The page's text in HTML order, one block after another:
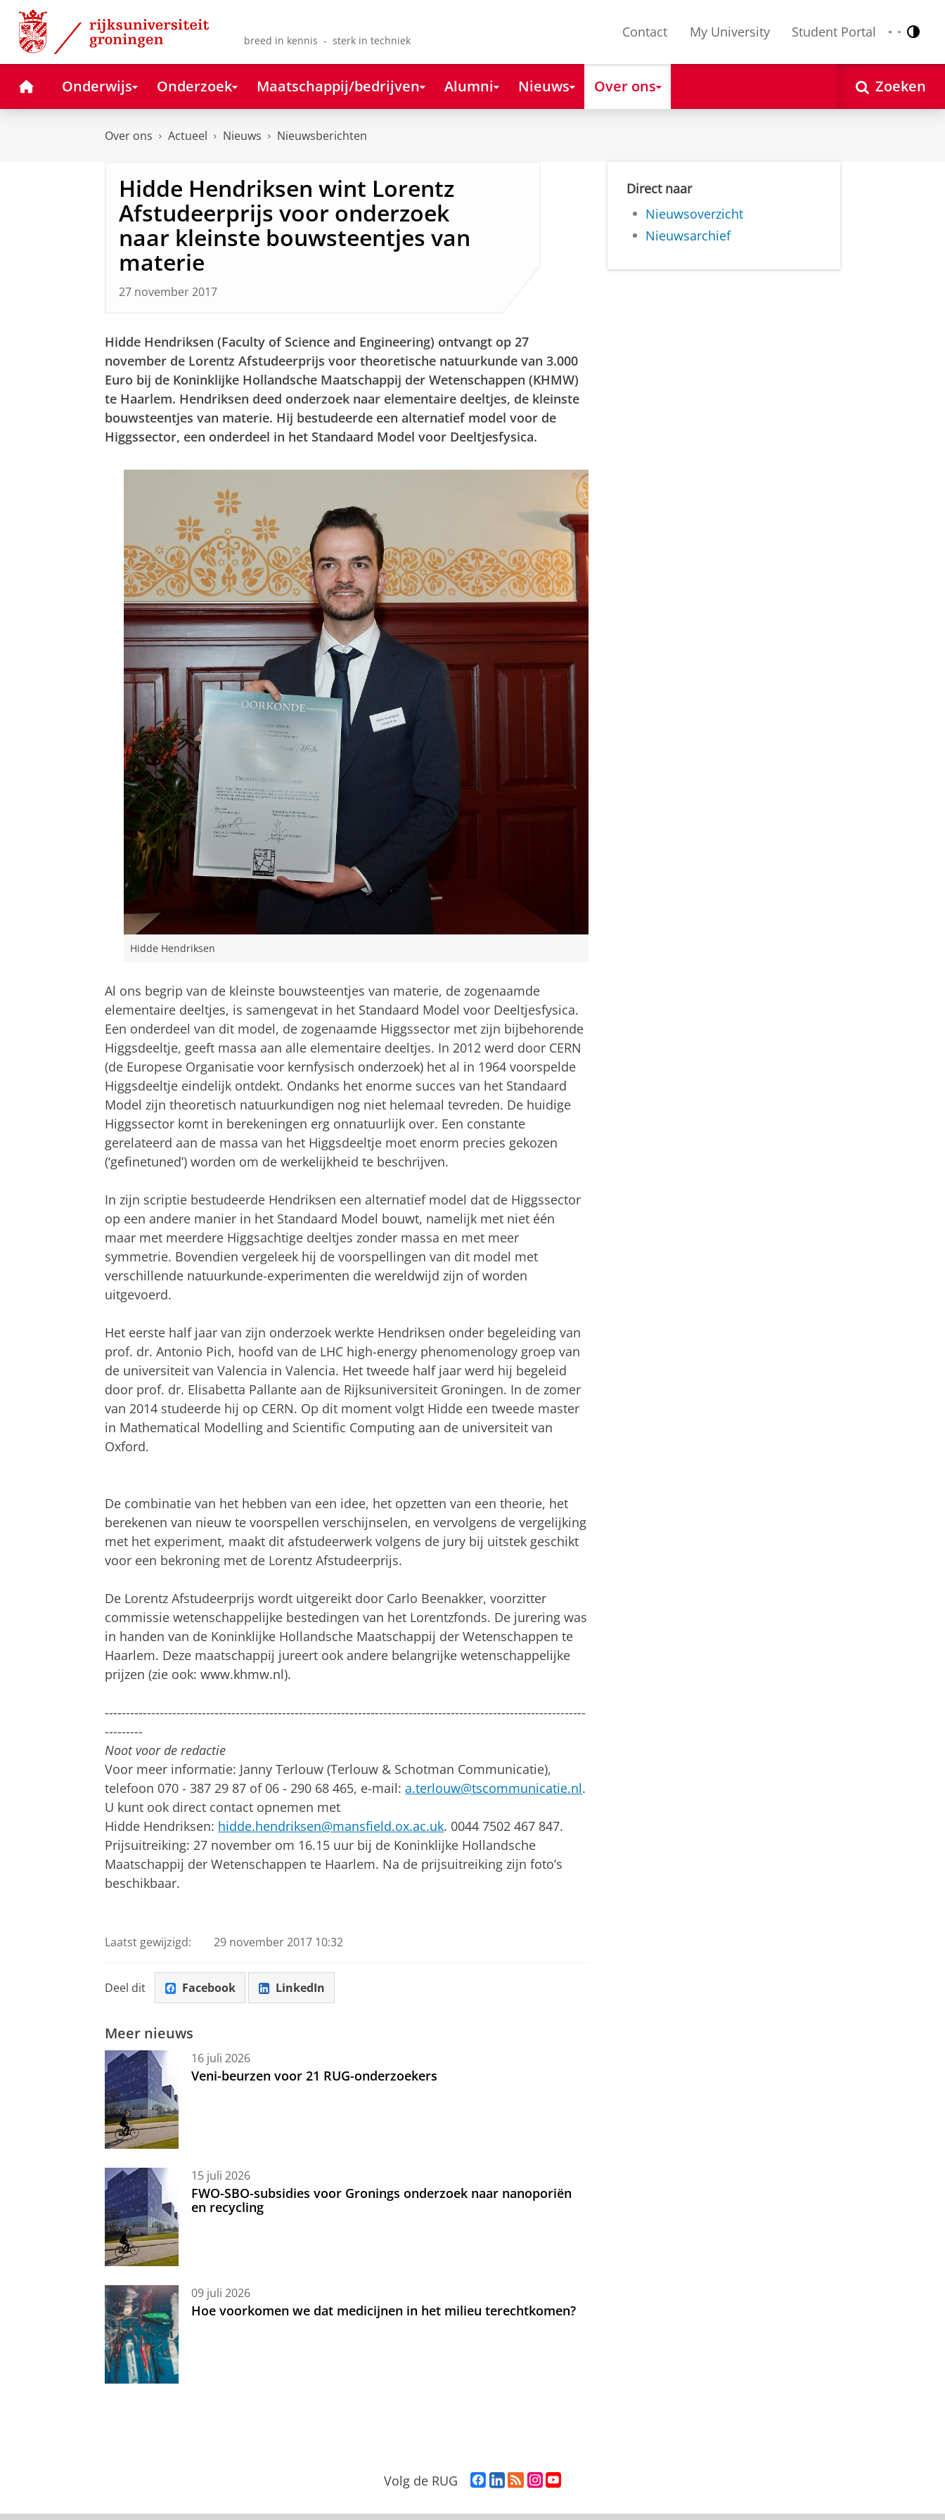
Skip
Content
Skip
Navigation
breed in kennis - sterk in techniek
Contact My University Student Portal Nederlands
English
HomeOnderwijs Onderzoek Maatschappij/bedrijven Alumni Nieuws Over ons Zoeken
Over ons Actueel Nieuws Nieuwsberichten
Hidde Hendriksen wint Lorentz
Afstudeerprijs voor onderzoek
naar kleinste bouwsteentjes van
materie
27 november 2017
Hidde Hendriksen (Faculty of Science and Engineering) ontvangt op 27
november de Lorentz Afstudeerprijs voor theoretische natuurkunde van 3.000
Euro bij de Koninklijke Hollandsche Maatschappij der Wetenschappen (KHMW)
te Haarlem. Hendriksen deed onderzoek naar elementaire deeltjes, de kleinste
bouwsteentjes van materie. Hij bestudeerde een alternatief model voor de
Higgssector, een onderdeel in het Standaard Model voor Deeltjesfysica.
Hidde Hendriksen
Al ons begrip van de kleinste bouwsteentjes van materie, de zogenaamde
elementaire deeltjes, is samengevat in het Standaard Model voor Deeltjesfysica.
Een onderdeel van dit model, de zogenaamde Higgssector met zijn bijbehorende
Higgsdeeltje, geeft massa aan alle elementaire deeltjes. In 2012 werd door CERN
(de Europese Organisatie voor kernfysisch onderzoek) het al in 1964 voorspelde
Higgsdeeltje eindelijk ontdekt. Ondanks het enorme succes van het Standaard
Model zijn theoretisch natuurkundigen nog niet helemaal tevreden. De huidige
Higgssector komt in berekeningen erg onnatuurlijk over. Een constante
gerelateerd aan de massa van het Higgsdeeltje moet enorm precies gekozen
(‘gefinetuned’) worden om de werkelijkheid te beschrijven.
In zijn scriptie bestudeerde Hendriksen een alternatief model dat de Higgssector
op een andere manier in het Standaard Model bouwt, namelijk met niet één
maar met meerdere Higgsachtige deeltjes zonder massa en met meer
symmetrie. Bovendien vergeleek hij de voorspellingen van dit model met
verschillende natuurkunde-experimenten die wereldwijd zijn of worden
uitgevoerd.
Het eerste half jaar van zijn onderzoek werkte Hendriksen onder begeleiding van
prof. dr. Antonio Pich, hoofd van de LHC high-energy phenomenology groep van
de universiteit van Valencia in Valencia. Het tweede half jaar werd hij begeleid
door prof. dr. Elisabetta Pallante aan de Rijksuniversiteit Groningen. In de zomer
van 2014 studeerde hij op CERN. Op dit moment volgt Hidde een tweede master
in Mathematical Modelling and Scientific Computing aan de universiteit van
Oxford.
De combinatie van het hebben van een idee, het opzetten van een theorie, het
berekenen van nieuw te voorspellen verschijnselen, en vervolgens de vergelijking
met het experiment, maakt dit afstudeerwerk volgens de jury bij uitstek geschikt
voor een bekroning met de Lorentz Afstudeerprijs.
De Lorentz Afstudeerprijs wordt uitgereikt door Carlo Beenakker, voorzitter
commissie wetenschappelijke bestedingen van het Lorentzfonds. De jurering was
in handen van de Koninklijke Hollandsche Maatschappij der Wetenschappen te
Haarlem. Deze maatschappij jureert ook andere belangrijke wetenschappelijke
prijzen (zie ook: www.khmw.nl).
------------------------------------------------------------------------------------------------------------------
---------
Noot voor de redactie
Voor meer informatie: Janny Terlouw (Terlouw & Schotman Communicatie),
telefoon 070 - 387 29 87 of 06 - 290 68 465, e-mail: a.terlouw@tscommunicatie.nl.
U kunt ook direct contact opnemen met
Hidde Hendriksen: hidde.hendriksen@mansfield.ox.ac.uk. 0044 7502 467 847.
Prijsuitreiking: 27 november om 16.15 uur bij de Koninklijke Hollandsche
Maatschappij der Wetenschappen te Haarlem. Na de prijsuitreiking zijn foto’s
beschikbaar.
Laatst gewijzigd: 29 november 2017 10:32
Deel dit Facebook LinkedIn
Meer nieuws
16 juli 2026
Veni-beurzen voor 21 RUG-onderzoekers
15 juli 2026
FWO-SBO-subsidies voor Gronings onderzoek naar nanoporiën
en recycling
09 juli 2026
Hoe voorkomen we dat medicijnen in het milieu terechtkomen?
Direct naar
Nieuwsoverzicht
Nieuwsarchief
Volg de RUG
F
c
L
n
R
S
I
s
u